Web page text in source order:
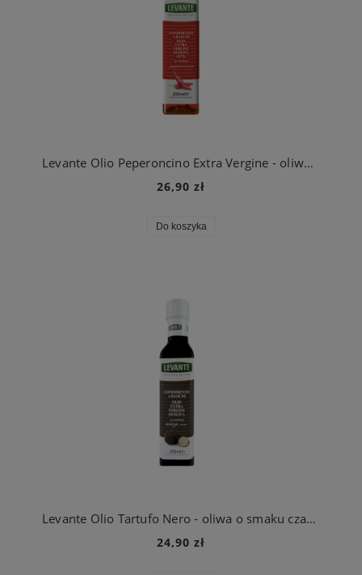
Levante Olio Peperoncino Extra Vergine - oliwa z oliwek z peperoncino 250 ml
26,90 zł
Do koszyka
Levante Olio Tartufo Nero - oliwa o smaku czarnej trufli 250 ml
24,90 zł